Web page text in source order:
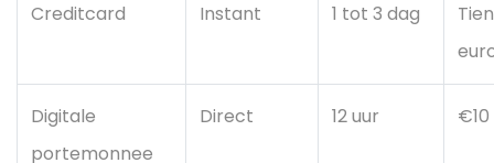
Creditcard Instant 1 tot 3 dag
Tien
Digitale
portemonnee
Direct 12 uur €10